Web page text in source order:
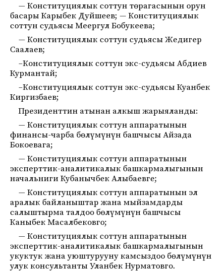
— Конституциялык соттун төрагасынын орун
басары Карыбек Дуйшеев; — Конституциялык
соттун судьясы Меергул Бобукеева;
— Конституциялык соттун судьясы Жедигер
Саалаев;
–Конституциялык соттун экс-судьясы Абдиев
Курмантай;
–Конституциялык соттун экс-судьясы Куанбек
Киргизбаев;
Президенттин атынан алкыш жарыяланды:
— Конституциялык соттун аппаратынын
финансы-чарба бөлүмүнүн башчысы Айзада
Бокоевага;
— Конституциялык соттун аппаратынын
эксперттик-аналитикалык башкармалыгынын
начальниги Кубанычбек Алыбаевге;
— Конституциялык соттун аппаратынын эл
аралык байланыштар жана мыйзамдарды
салыштырма талдоо бөлүмүнүн башчысы
Каныбек Масалбековго;
— Конституциялык соттун аппаратынын
эксперттик-аналитикалык башкармалыгынын
укуктук жана уюштурууну камсыздоо бөлүмүнүн
улук консультанты Уланбек Нурматовго.